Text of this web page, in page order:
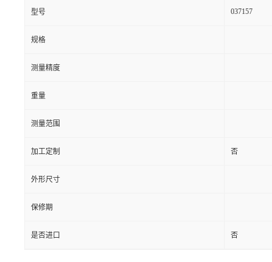
型号 037157
规格
测量精度
重量
测量范围
加工定制 否
外形尺寸
保修期
是否进口 否